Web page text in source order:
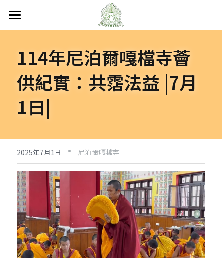
首頁
關於嘎檔
認識嘎檔
傳承祖師
嘎檔修行
嘎檔經藏
阿帝夏大尊者及嘎檔四天
十六圓點
弘法日誌
非洲
越南
法會活動
弘法活動
活動集錦
人文關懷
關懷流浪動物
加入義工
聯絡嘎檔
嘎檔分會
台灣
亞洲
聯絡我們
立即捐款
114年尼泊爾嘎檔寺薈
供紀實：共霑法益 |7月
1日|
2025年7月1日 · 尼泊爾嘎檔寺